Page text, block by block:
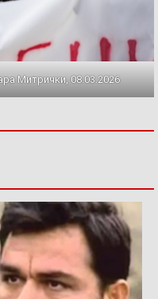
Митрички, 08.03.2026